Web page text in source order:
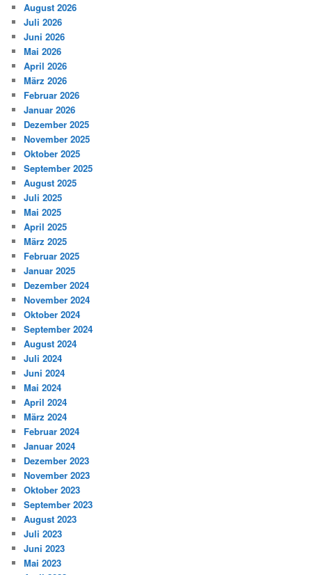
August 2026
Juli 2026
Juni 2026
Mai 2026
April 2026
März 2026
Februar 2026
Januar 2026
Dezember 2025
November 2025
Oktober 2025
September 2025
August 2025
Juli 2025
Mai 2025
April 2025
März 2025
Februar 2025
Januar 2025
Dezember 2024
November 2024
Oktober 2024
September 2024
August 2024
Juli 2024
Juni 2024
Mai 2024
April 2024
März 2024
Februar 2024
Januar 2024
Dezember 2023
November 2023
Oktober 2023
September 2023
August 2023
Juli 2023
Juni 2023
Mai 2023